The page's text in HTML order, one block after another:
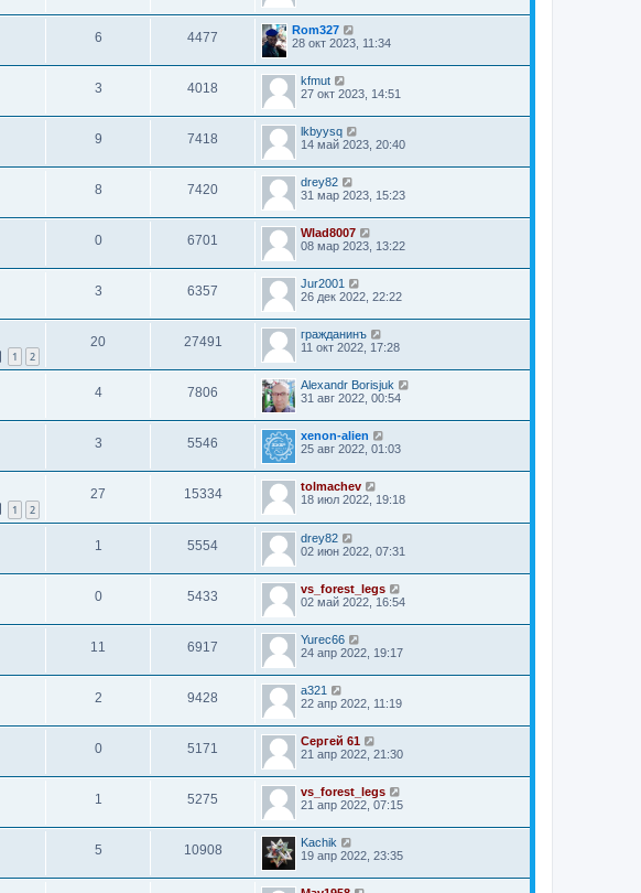
6 4477
Rom327
28 окт 2023, 11:34
3 4018
kfmut
27 окт 2023, 14:51
9 7418
lkbyysq
14 май 2023, 20:40
8 7420
drey82
31 мар 2023, 15:23
0 6701
Wlad8007
08 мар 2023, 13:22
3 6357
Jur2001
26 дек 2022, 22:22
1 2
20 27491
гражданинъ
11 окт 2022, 17:28
4 7806
Alexandr Borisjuk
31 авг 2022, 00:54
3 5546
xenon-alien
25 авг 2022, 01:03
1 2
27 15334
tolmachev
18 июл 2022, 19:18
1 5554
drey82
02 июн 2022, 07:31
0 5433
vs_forest_legs
02 май 2022, 16:54
11 6917
Yurec66
24 апр 2022, 19:17
2 9428
a321
22 апр 2022, 11:19
0 5171
Сергей 61
21 апр 2022, 21:30
1 5275
vs_forest_legs
21 апр 2022, 07:15
5 10908
Kachik
19 апр 2022, 23:35